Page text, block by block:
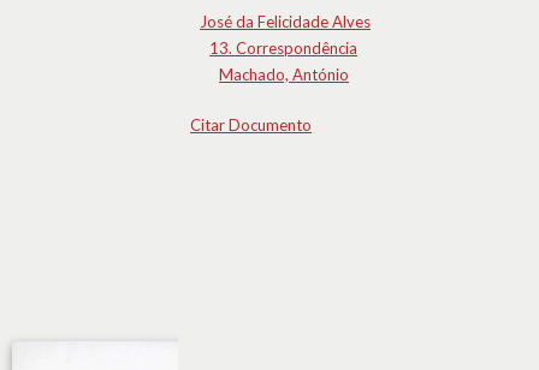
José da Felicidade Alves
13. Correspondência
Machado, António
Citar Documento